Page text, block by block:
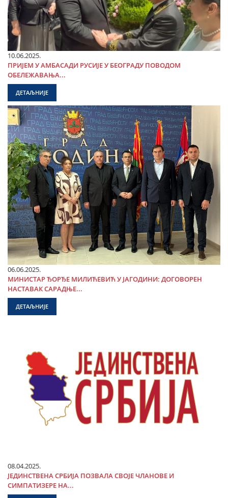
10.06.2025.
ПРИЈЕМ У АМБАСАДИ РУСИЈЕ У БЕОГРАДУ ПОВОДОМ
ОБЕЛЕЖАВАЊА...
ДЕТАЉНИЈЕ
06.06.2025.
МИНИСТАР ЂОРЂЕ МИЛИЋЕВИЋ У ЈАГОДИНИ: ДОГОВОРЕН
НАСТАВАК САРАДЊЕ...
ДЕТАЉНИЈЕ
08.04.2025.
ЈЕДИНСТВЕНА СРБИЈА ПОЗВАЛА СВОЈЕ ЧЛАНОВЕ И
СИМПАТИЗЕРЕ НА...